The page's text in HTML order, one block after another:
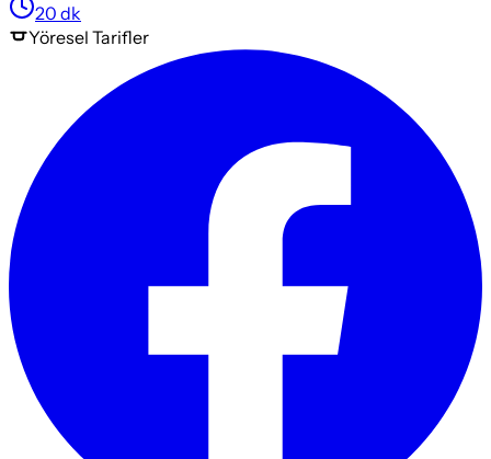
20 dk
Yöresel Tarifler